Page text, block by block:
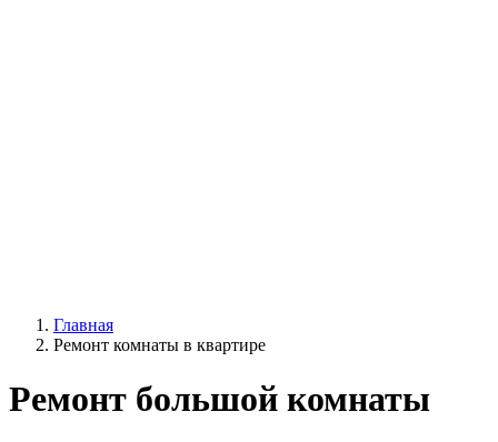
Главная
Ремонт комнаты в квартире
Ремонт большой комнаты